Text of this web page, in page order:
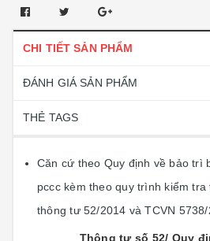
CHI TIẾT SẢN PHẨM
ĐÁNH GIÁ SẢN PHẨM
THẺ TAGS
Căn cứ theo Quy định về bảo trì
pccc kèm theo quy trình kiểm tra
thông tư 52/2014 và TCVN 5738/
Thông tư số 52/ Quy